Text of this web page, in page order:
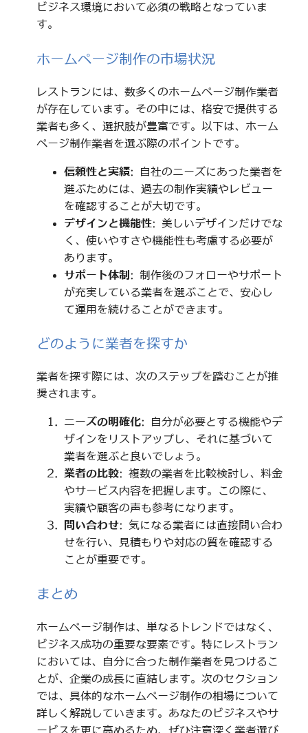
ビジネス環境において必須の戦略となっていま
す。
ホームページ制作の市場状況
レストランには、数多くのホームページ制作業者
が存在しています。その中には、格安で提供する
業者も多く、選択肢が豊富です。以下は、ホーム
ページ制作業者を選ぶ際のポイントです。
信頼性と実績: 自社のニーズにあった業者を
選ぶためには、過去の制作実績やレビュー
を確認することが大切です。
デザインと機能性: 美しいデザインだけでな
く、使いやすさや機能性も考慮する必要が
あります。
サポート体制 : 制作後のフォローやサポート
が充実している業者を選ぶことで、安心し
て運用を続けることができます。
どのように業者を探すか
業者を探す際には、次のステップを踏むことが推
奨されます。
ニーズの明確化: 自分が必要とする機能やデ
ザインをリストアップし、それに基づいて
業者を選ぶと良いでしょう。
業者の比較: 複数の業者を比較検討し、料金
やサービス内容を把握します。この際に、
実績や顧客の声も参考になります。
問い合わせ: 気になる業者には直接問い合わ
せを行い、見積もりや対応の質を確認する
ことが重要です。
まとめ
ホームページ制作は、単なるトレンドではなく、
ビジネス成功の重要な要素です。特にレストラン
においては、自分に合った制作業者を見つけるこ
とが、企業の成長に直結します。次のセクション
では、具体的なホームページ制作の相場について
詳しく解説していきます。あなたのビジネスやサ
ービスを更に高めるため、ぜひ注意深く業者選び